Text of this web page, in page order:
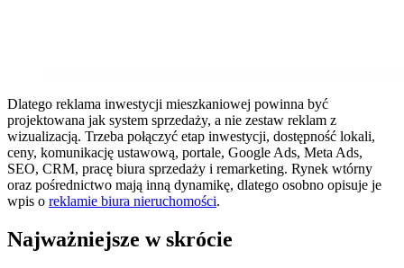
Dlatego reklama inwestycji mieszkaniowej powinna być
projektowana jak system sprzedaży, a nie zestaw reklam z
wizualizacją. Trzeba połączyć etap inwestycji, dostępność lokali,
ceny, komunikację ustawową, portale, Google Ads, Meta Ads,
SEO, CRM, pracę biura sprzedaży i remarketing. Rynek wtórny
oraz pośrednictwo mają inną dynamikę, dlatego osobno opisuje je
wpis o reklamie biura nieruchomości.
Najważniejsze w skrócie